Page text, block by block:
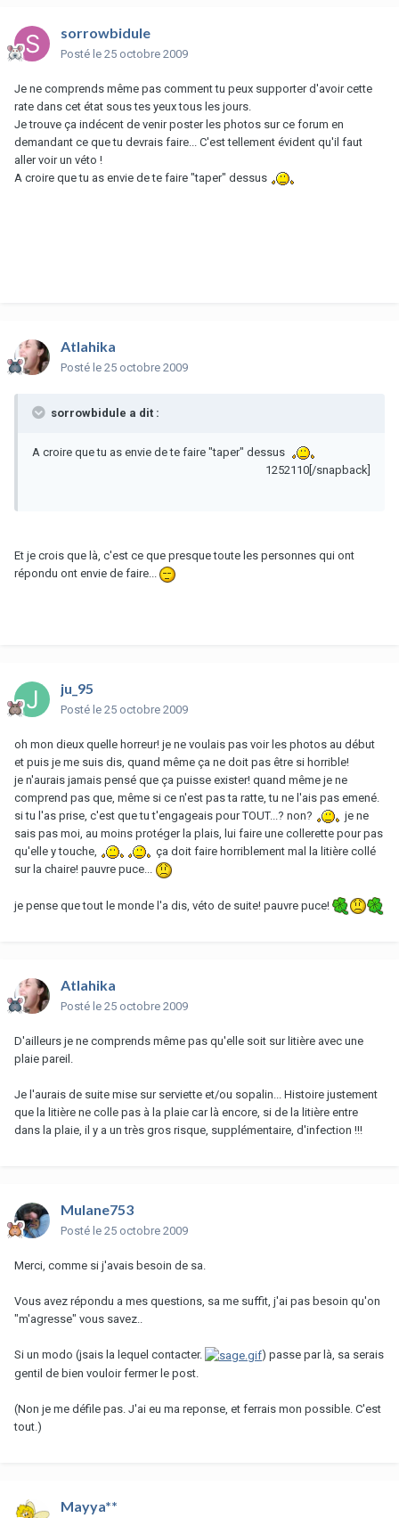
sorrowbidule
Posté le 25 octobre 2009
Je ne comprends même pas comment tu peux supporter d'avoir cette
rate dans cet état sous tes yeux tous les jours.
Je trouve ça indécent de venir poster les photos sur ce forum en
demandant ce que tu devrais faire... C'est tellement évident qu'il faut
aller voir un véto !
A croire que tu as envie de te faire "taper" dessus
Atlahika
Posté le 25 octobre 2009
sorrowbidule a dit :
A croire que tu as envie de te faire "taper" dessus
1252110[/snapback]
Et je crois que là, c'est ce que presque toute les personnes qui ont
répondu ont envie de faire...
ju_95
Posté le 25 octobre 2009
oh mon dieux quelle horreur! je ne voulais pas voir les photos au début
et puis je me suis dis, quand même ça ne doit pas être si horrible!
je n'aurais jamais pensé que ça puisse exister! quand même je ne
comprend pas que, même si ce n'est pas ta ratte, tu ne l'ais pas emené.
si tu l'as prise, c'est que tu t'engageais pour TOUT...? non?
je ne
sais pas moi, au moins protéger la plais, lui faire une collerette pour pas
qu'elle y touche,
ça doit faire horriblement mal la litière collé
sur la chaire! pauvre puce...
je pense que tout le monde l'a dis, véto de suite! pauvre puce!
Atlahika
Posté le 25 octobre 2009
D'ailleurs je ne comprends même pas qu'elle soit sur litière avec une
plaie pareil.
Je l'aurais de suite mise sur serviette et/ou sopalin... Histoire justement
que la litière ne colle pas à la plaie car là encore, si de la litière entre
dans la plaie, il y a un très gros risque, supplémentaire, d'infection !!!
Mulane753
Posté le 25 octobre 2009
Merci, comme si j'avais besoin de sa.
Vous avez répondu a mes questions, sa me suffit, j'ai pas besoin qu'on
"m'agresse" vous savez..
Si un modo (jsais la lequel contacter.
) passe par là, sa serais
gentil de bien vouloir fermer le post.
(Non je me défile pas. J'ai eu ma reponse, et ferrais mon possible. C'est
tout.)
Mayya**